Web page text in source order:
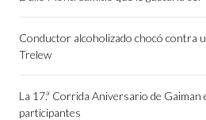
Conductor alcoholizado chocó contra
Trelew
La 17.ª Corrida Aniversario de
participantes